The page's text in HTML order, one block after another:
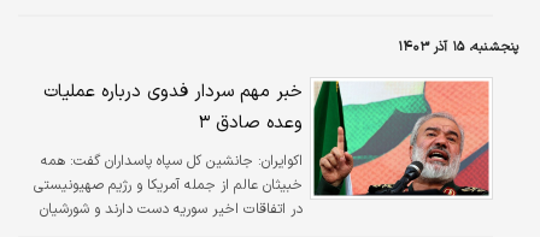
پنجشنبه، ۱۵ آذر ۱۴۰۳
خبر مهم سردار فدوی درباره عملیات
وعده صادق ۳
اکوایران: جانشین کل سپاه پاسداران گفت: همه
خبیثان عالم از جمله آمریکا و رژیم صهیونیستی
در اتفاقات اخیر سوریه دست دارند و شورشیان